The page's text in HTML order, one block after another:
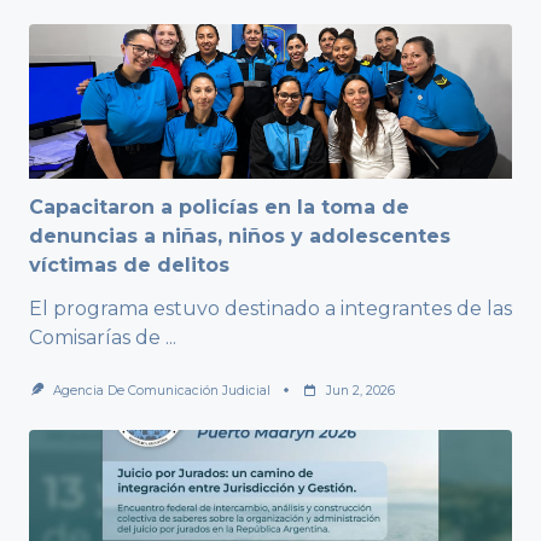
Capacitaron a policías en la toma de
denuncias a niñas, niños y adolescentes
víctimas de delitos
El programa estuvo destinado a integrantes de las
Comisarías de ...
Agencia De Comunicación Judicial Jun 2, 2026